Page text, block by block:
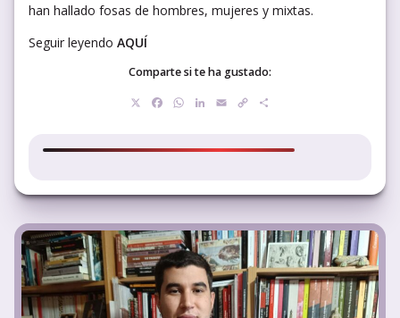
han hallado fosas de hombres, mujeres y mixtas.
Seguir leyendo AQUÍ
Comparte si te ha gustado:
Facebook
WhatsApp
LinkedIn
EmailCopy